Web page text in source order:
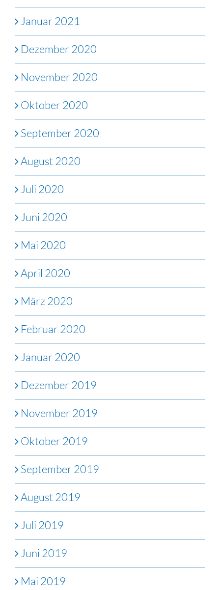
Januar 2021
Dezember 2020
November 2020
Oktober 2020
September 2020
August 2020
Juli 2020
Juni 2020
Mai 2020
April 2020
März 2020
Februar 2020
Januar 2020
Dezember 2019
November 2019
Oktober 2019
September 2019
August 2019
Juli 2019
Juni 2019
Mai 2019